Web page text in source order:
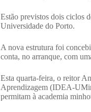
Estão previstos dois ciclos
Universidade do Porto.
A nova estrutura foi
conta, no arranque, com
Esta quarta-feira, o reitor
Aprendizagem (IDEA-
permitam à academia